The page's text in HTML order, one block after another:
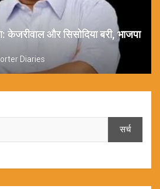
केजरीवाल और सिसोदिया बरी, भाजपा
Diaries
सर्च